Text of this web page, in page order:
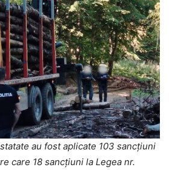
au fost aplicate 103 sancțiuni
care 18 sancţiuni la Legea nr.